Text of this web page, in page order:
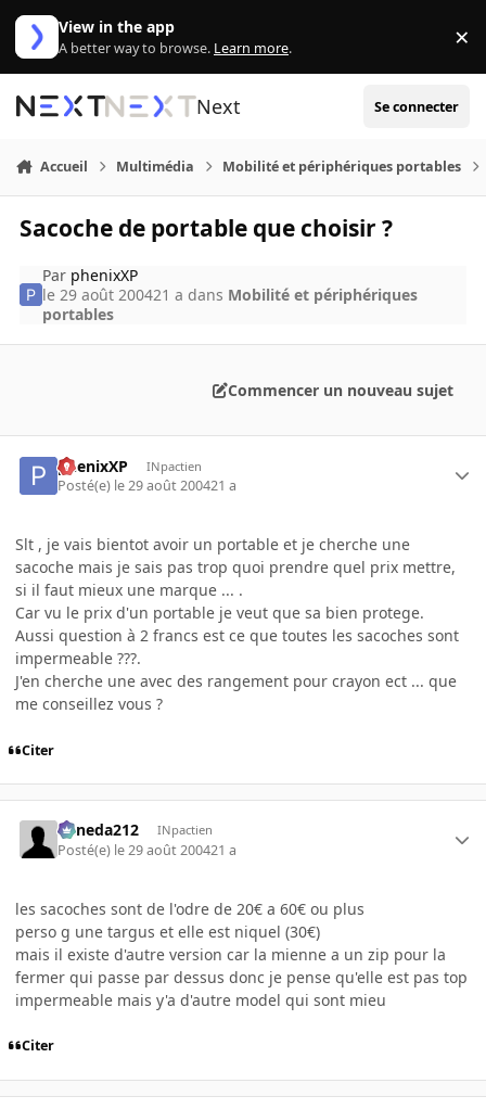
Aller au contenu
View in the app
A better way to browse. Learn more. ×
Next Se connecter
Accueil Multimédia Mobilité et périphériques portables
Sacoche de portable que choisir ?
Par phenixXP
le 29 août 200421 a dans Mobilité et périphériques
portables
Commencer un nouveau sujet
phenixXP INpactien
Posté(e) le 29 août 200421 a
Slt , je vais bientot avoir un portable et je cherche une
sacoche mais je sais pas trop quoi prendre quel prix mettre,
si il faut mieux une marque ... .
Car vu le prix d'un portable je veut que sa bien protege.
Aussi question à 2 francs est ce que toutes les sacoches sont
impermeable ???.
J'en cherche une avec des rangement pour crayon ect ... que
me conseillez vous ?
Citer
keneda212 INpactien
Posté(e) le 29 août 200421 a
les sacoches sont de l'odre de 20€ a 60€ ou plus
perso g une targus et elle est niquel (30€)
mais il existe d'autre version car la mienne a un zip pour la
fermer qui passe par dessus donc je pense qu'elle est pas top
impermeable mais y'a d'autre model qui sont mieu
Citer